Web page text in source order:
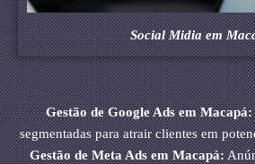
Social Midia em
Gestão de Google Ads em Macapá:
segmentadas para atrair clientes em
Gestão de Meta Ads em Macapá: